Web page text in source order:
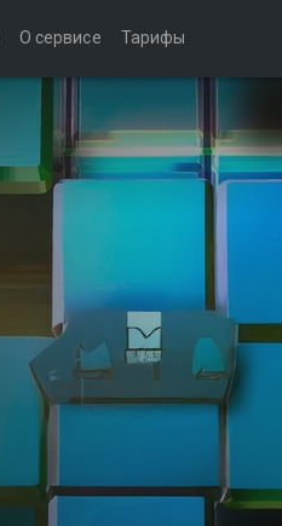
О сервисе Тарифы